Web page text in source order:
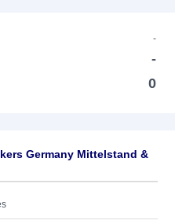
-
-
0
Germany Mittelstand &